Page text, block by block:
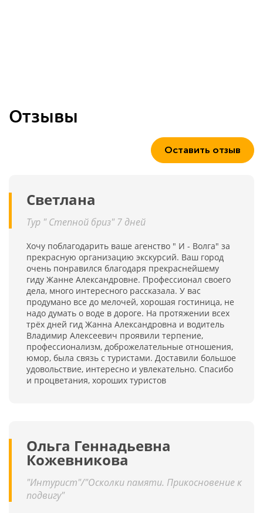
Отзывы
Оставить отзыв
Светлана
Тур " Степной бриз" 7 дней
Хочу поблагодарить ваше агенство " И - Волга" за
прекрасную организацию экскурсий. Ваш город
очень понравился благодаря прекраснейшему
гиду Жанне Александровне. Профессионал своего
дела, много интересного рассказала. У вас
продумано все до мелочей, хорошая гостиница, не
надо думать о воде в дороге. На протяжении всех
трёх дней гид Жанна Александровна и водитель
Владимир Алексеевич проявили терпение,
профессионализм, доброжелательные отношения,
юмор, была связь с туристами. Доставили большое
удовольствие, интересно и увлекательно. Спасибо
и процветания, хороших туристов
Ольга Геннадьевна
Кожевникова
"Интурист"/"Осколки памяти. Прикосновение к
подвигу"